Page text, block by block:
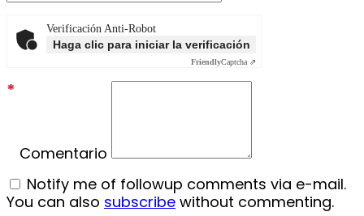
Verificación Anti-Robot
Haga clic para iniciar la verificación
FriendlyCaptcha ⇗
Comentario
*
Notify me of followup comments via e-mail.
You can also subscribe without commenting.